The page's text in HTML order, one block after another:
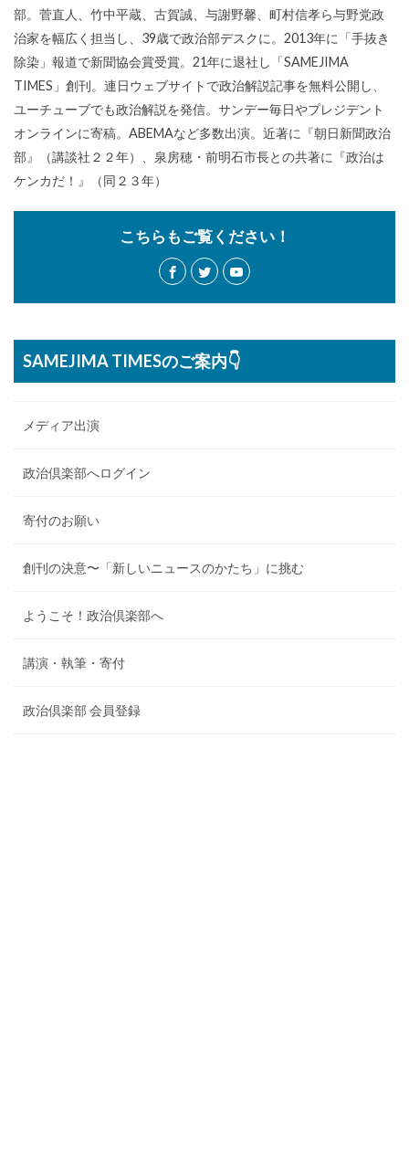
部。菅直人、竹中平蔵、古賀誠、与謝野馨、町村信孝ら与野党政
治家を幅広く担当し、39歳で政治部デスクに。2013年に「手抜き
除染」報道で新聞協会賞受賞。21年に退社し「SAMEJIMA
TIMES」創刊。連日ウェブサイトで政治解説記事を無料公開し、
ユーチューブでも政治解説を発信。サンデー毎日やプレジデント
オンラインに寄稿。ABEMAなど多数出演。近著に『朝日新聞政治
部』（講談社２２年）、泉房穂・前明石市長との共著に『政治は
ケンカだ！』（同２３年）
こちらもご覧ください！
SAMEJIMA TIMESのご案内👇
メディア出演
政治倶楽部へログイン
寄付のお願い
創刊の決意〜「新しいニュースのかたち」に挑む
ようこそ！政治倶楽部へ
講演・執筆・寄付
政治倶楽部 会員登録